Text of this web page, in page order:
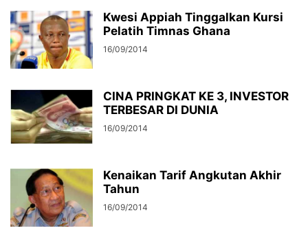
Kwesi Appiah Tinggalkan Kursi
Pelatih Timnas Ghana
16/09/2014
CINA PRINGKAT KE 3, INVESTOR
TERBESAR DI DUNIA
16/09/2014
Kenaikan Tarif Angkutan Akhir
Tahun
16/09/2014